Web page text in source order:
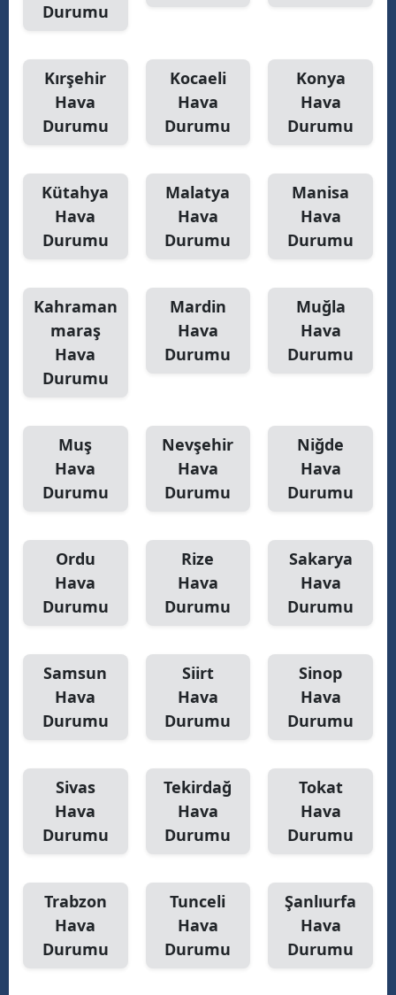
Durumu
Kırşehir
Hava
Durumu
Kocaeli
Hava
Durumu
Konya
Hava
Durumu
Kütahya
Hava
Durumu
Malatya
Hava
Durumu
Manisa
Hava
Durumu
Kahraman
maraş
Hava
Durumu
Mardin
Hava
Durumu
Muğla
Hava
Durumu
Muş
Hava
Durumu
Nevşehir
Hava
Durumu
Niğde
Hava
Durumu
Ordu
Hava
Durumu
Rize
Hava
Durumu
Sakarya
Hava
Durumu
Samsun
Hava
Durumu
Siirt
Hava
Durumu
Sinop
Hava
Durumu
Sivas
Hava
Durumu
Tekirdağ
Hava
Durumu
Tokat
Hava
Durumu
Trabzon
Hava
Durumu
Tunceli
Hava
Durumu
Şanlıurfa
Hava
Durumu